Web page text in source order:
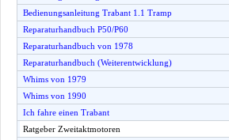
Bedienungsanleitung Trabant 1.1 Tramp
Reparaturhandbuch P50/P60
Reparaturhandbuch von 1978
Reparaturhandbuch (Weiterentwicklung)
Whims von 1979
Whims von 1990
Ich fahre einen Trabant
Ratgeber Zweitaktmotoren